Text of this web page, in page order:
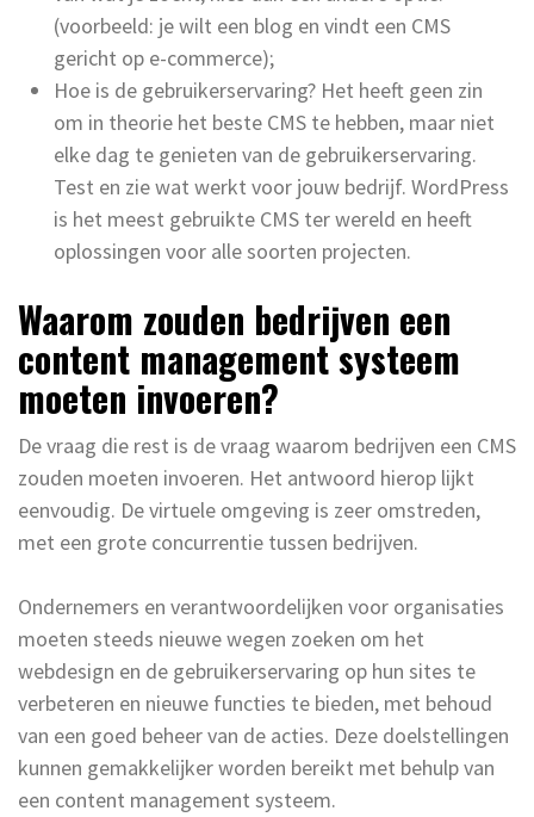
(voorbeeld: je wilt een blog en vindt een CMS
gericht op e-commerce);
Hoe is de gebruikerservaring? Het heeft geen zin
om in theorie het beste CMS te hebben, maar niet
elke dag te genieten van de gebruikerservaring.
Test en zie wat werkt voor jouw bedrijf. WordPress
is het meest gebruikte CMS ter wereld en heeft
oplossingen voor alle soorten projecten.
Waarom zouden bedrijven een
content management systeem
moeten invoeren?
De vraag die rest is de vraag waarom bedrijven een CMS
zouden moeten invoeren. Het antwoord hierop lijkt
eenvoudig. De virtuele omgeving is zeer omstreden,
met een grote concurrentie tussen bedrijven.
Ondernemers en verantwoordelijken voor organisaties
moeten steeds nieuwe wegen zoeken om het
webdesign en de gebruikerservaring op hun sites te
verbeteren en nieuwe functies te bieden, met behoud
van een goed beheer van de acties. Deze doelstellingen
kunnen gemakkelijker worden bereikt met behulp van
een content management systeem.